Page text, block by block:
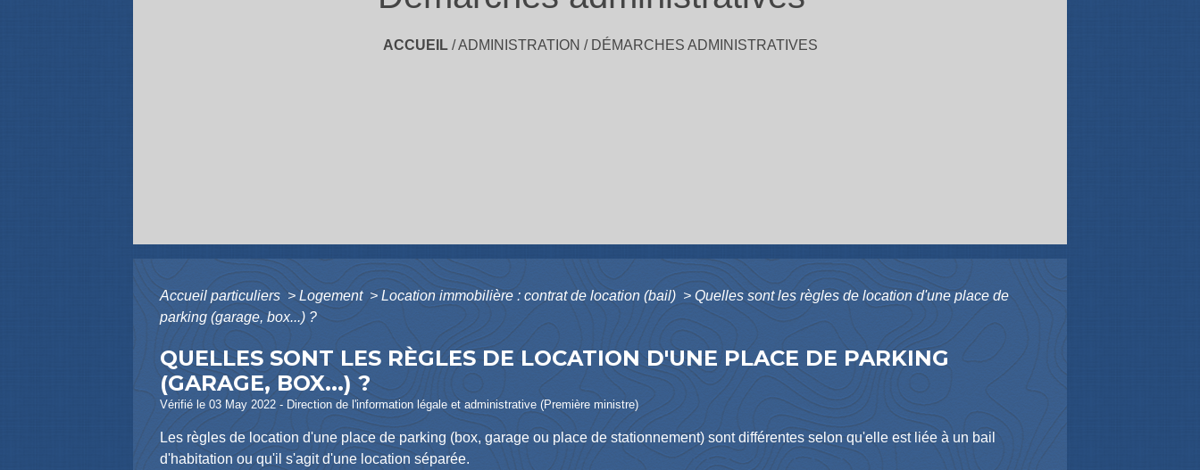
ACCUEIL/ADMINISTRATION / DÉMARCHES ADMINISTRATIVES
Accueil particuliers > Logement > Location immobilière : contrat de location (bail) > Quelles sont les règles de location d'une place de
parking (garage, box...) ?
QUELLES SONT LES RÈGLES DE LOCATION D'UNE PLACE DE PARKING
(GARAGE, BOX...) ?
Vérifié le 03 May 2022 - Direction de l'information légale et administrative (Première ministre)
Les règles de location d'une place de parking (box, garage ou place de stationnement) sont différentes selon qu'elle est liée à un bail
d'habitation ou qu'il s'agit d'une location séparée.